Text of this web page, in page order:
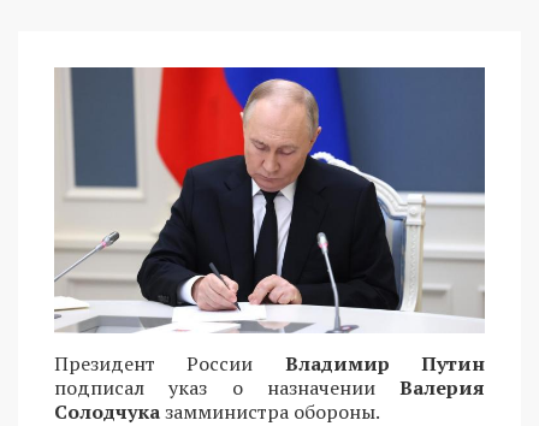
Президент России Владимир Путин
подписал указ о назначенииВалерия
Солодчуказамминистра обороны.